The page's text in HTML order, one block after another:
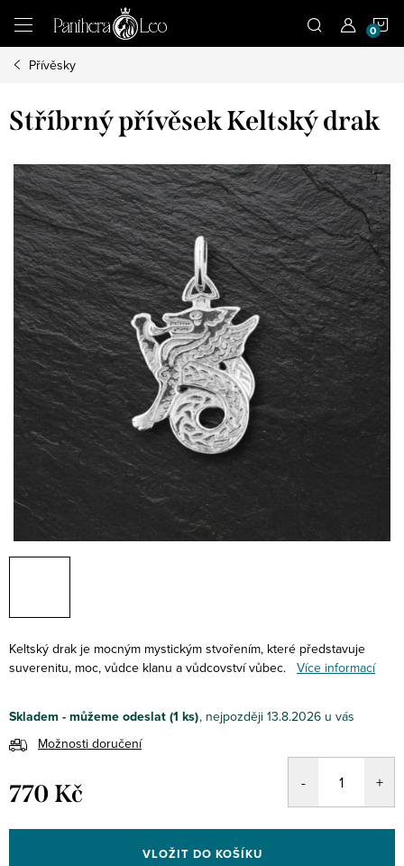
obsah
Přívěsky
Stříbrný přívěsek Keltský drak
Keltský drak je mocným mystickým stvořením, které představuje
suverenitu, moc, vůdce klanu a vůdcovství vůbec. Více informací
Skladem - můžeme odeslat(1 ks)
13.8.2026
Možnosti doručení
770 Kč
cena:
VLOŽIT DO KOŠÍKU